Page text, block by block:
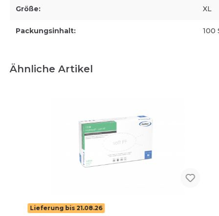
Einmalhandschuhe
Arbeitshandschuhe (Mehrweg)
Größe: XL
Packungsinhalt: 100
Ähnliche Artikel
Lieferung bis 21.08.26